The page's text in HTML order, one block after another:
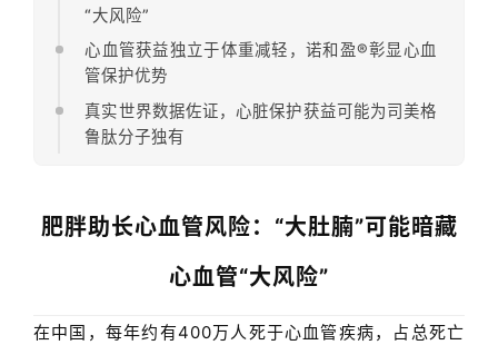
“大风险”
心血管获益独立于体重减轻，诺和盈®彰显心血
管保护优势
真实世界数据佐证，心脏保护获益可能为司美格
鲁肽分子独有
肥胖助长心血管风险： “大肚腩”可能暗藏
心血管“大风险”
在中国，每年约有400万人死于心血管疾病，占总死亡